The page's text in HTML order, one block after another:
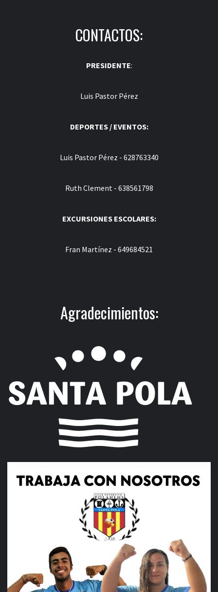
CONTACTOS:
PRESIDENTE:
Luis Pastor Pérez
DEPORTES / EVENTOS:
Luis Pastor Pérez - 628763340
Ruth Clement - 638561798
EXCURSIONES ESCOLARES:
Fran Martínez - 649684521
Agradecimientos: